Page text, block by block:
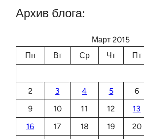
Архив блога:
Март 2015
Пн
Вт Ср Чт Пт
2
3 4 5 6
9
10 11 12 13
16
17 18 19 20